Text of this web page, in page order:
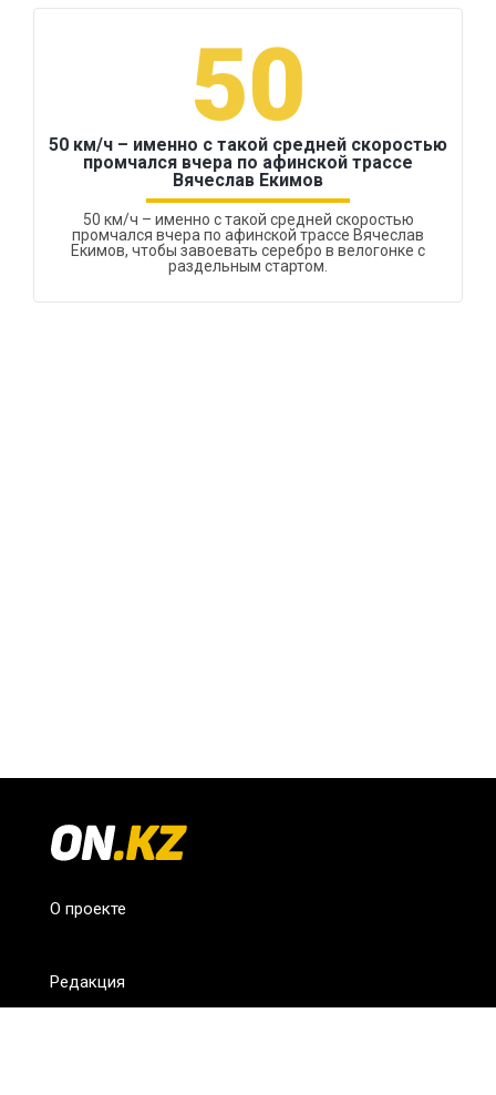
50
50 км/ч – именно с такой средней скоростью
промчался вчера по афинской трассе
Вячеслав Екимов
50 км/ч – именно с такой средней скоростью
промчался вчера по афинской трассе Вячеслав
Екимов, чтобы завоевать серебро в велогонке с
раздельным стартом.
О проекте
Редакция